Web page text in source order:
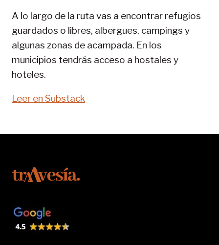
A lo largo de la ruta vas a encontrar refugios
guardados o libres, albergues, campings y
algunas zonas de acampada. En los
municipios tendrás acceso a hostales y
hoteles.
Leer en Substack